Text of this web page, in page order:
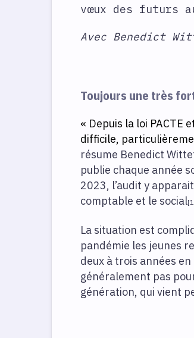
vœux des futurs
Avec Benedict
Toujours une très
« Depuis la loi PACTE
difficile,
résume Benedict
publie chaque année
2023, l’audit y
comptable et le social
La situation est
pandémie les jeunes
deux à trois années
généralement pas
génération, qui vient